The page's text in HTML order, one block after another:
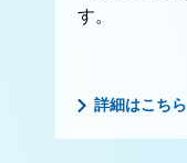
す。
詳細はこちら